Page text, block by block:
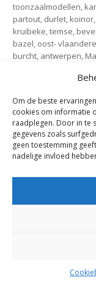
Om de beste
cookies om informatie
raadplegen. Door in te
gegevens zoals
geen toestemming
nadelige invloed
toonzaalmodellen,
partout, durlet,
kruibeke, temse,
bazel, oost-
burcht, antwerpen,
100 jaar, markant,
maes-boons nv |
- 9150 Kruibeke |tel.